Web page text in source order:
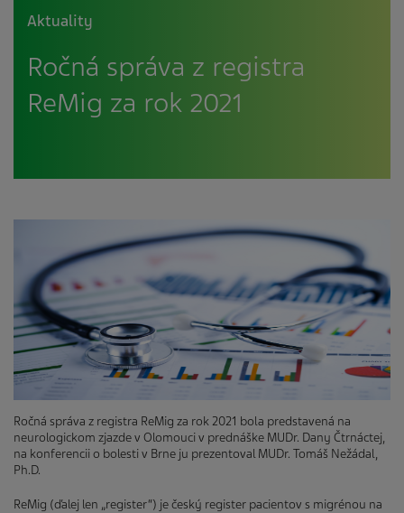
Aktuality
Ročná správa z registra
ReMig za rok 2021
Ročná správa z registra ReMig za rok 2021 bola predstavená na
neurologickom zjazde v Olomouci v prednáške MUDr. Dany Čtrnáctej,
na konferencii o bolesti v Brne ju prezentoval MUDr. Tomáš Nežádal,
Ph.D.
ReMig (ďalej len „register“) je český register pacientov s migrénou na